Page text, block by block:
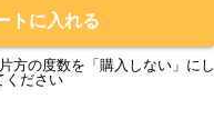
トに入れる
方の度数を「購入しない」にし
ください